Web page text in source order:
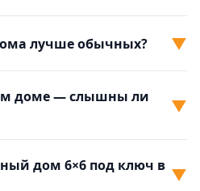
лучше обычных? ▼
доме — слышны ли
▼
дом 6×6 под ключ в ▼